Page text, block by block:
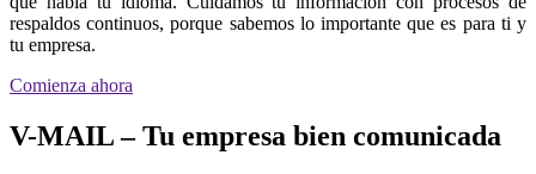
respaldos continuos, porque sabemos lo importante que es para ti y
tu empresa.
Comienza ahora
V-MAIL – Tu empresa bien comunicada